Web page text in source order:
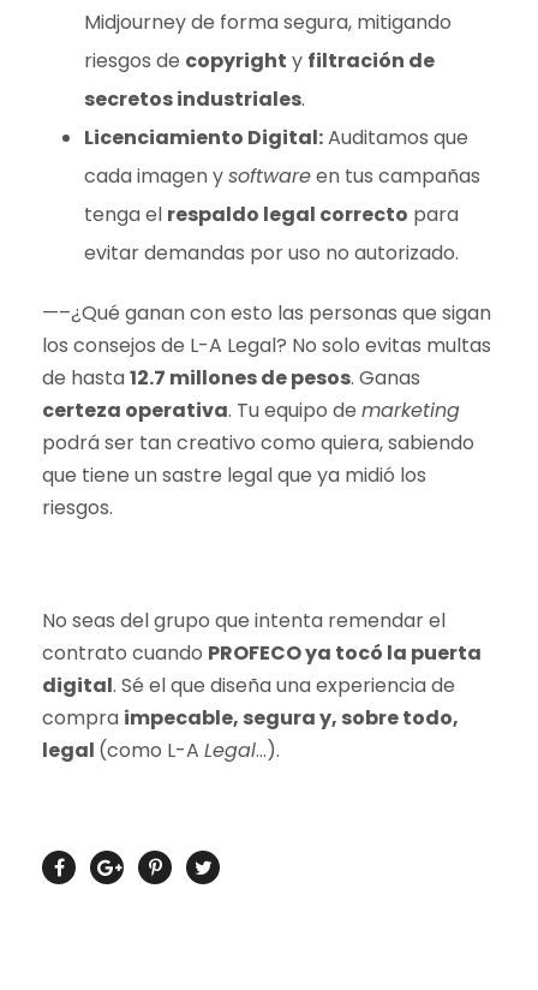
Midjourney de forma segura, mitigando
riesgos de copyright y filtración de
secretos industriales.
Licenciamiento Digital:Auditamos que
cada imagen ysoftwareen tus campañas
tenga el respaldo legal correcto para
evitar demandas por uso no autorizado.
—–¿Qué ganan con esto las personas que sigan
los consejos de L-A Legal? No solo evitas multas
de hasta12.7 millones de pesos. Ganas
certeza operativa. Tu equipo de marketing
podrá ser tan creativo como quiera, sabiendo
que tiene un sastre legal que ya midió los
riesgos.
No seas del grupo que intenta remendar el
contrato cuando PROFECO ya tocó la puerta
digital. Sé el que diseña una experiencia de
compra impecable, segura y, sobre todo,
legal (como L-A Legal…).